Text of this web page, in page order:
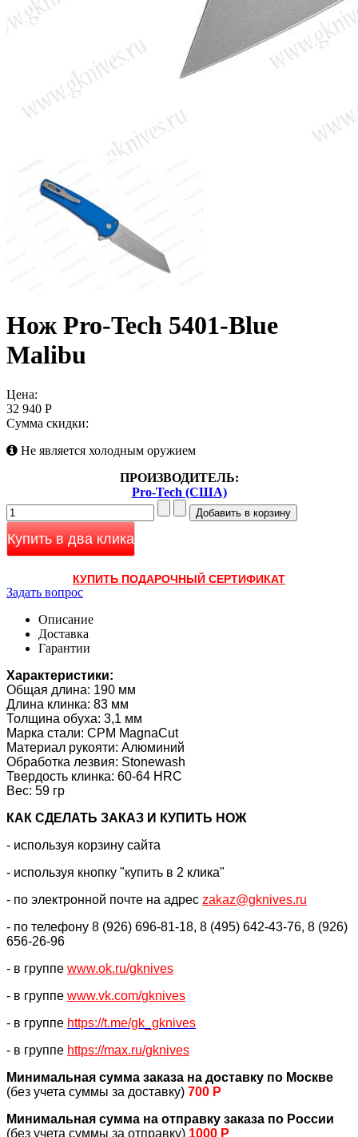
Нож Pro-Tech 5401-Blue
Malibu
Цена:
32 940 Р
Сумма скидки:
Не является холодным оружием
ПРОИЗВОДИТЕЛЬ:
Pro-Tech (США)
Купить в два клика
КУПИТЬ ПОДАРОЧНЫЙ СЕРТИФИКАТ
Задать вопрос
Описание
Доставка
Гарантии
Характеристики:
Общая длина: 190 мм
Длина клинка: 83 мм
Толщина обуха: 3,1 мм
Марка стали: CPM MagnaCut
Материал рукояти: Алюминий
Обработка лезвия: Stonewash
Твердость клинка: 60-64 HRC
Вес: 59 гр
КАК CДЕЛАТЬ ЗАКАЗ И КУПИТЬ НОЖ
- используя корзину сайта
- используя кнопку "купить в 2 клика"
- по электронной почте на адрес zakaz@gknives.ru
- по телефону 8 (926) 696-81-18, 8 (495) 642-43-76, 8 (926)
656-26-96
- в группе www.ok.ru/gknives
- в группе www.vk.com/gknives
- в группе https://t.me/gk_gknives
- в группе https://max.ru/gknives
Минимальная сумма заказа на доставку по Москве
(без учета суммы за доставку) 700 Р
Минимальная сумма на отправку заказа по России
(без учета суммы за отправку) 1000 Р